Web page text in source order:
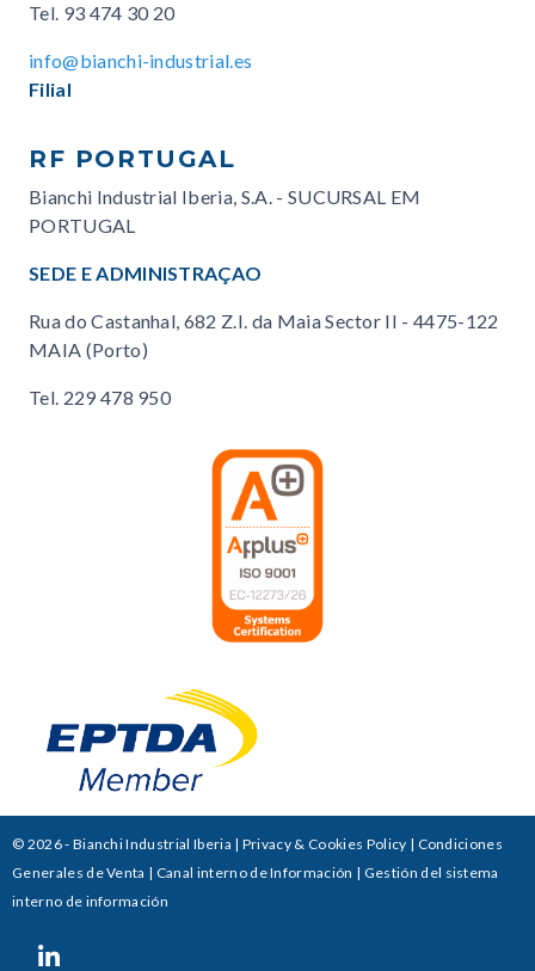
Tel. 93 474 30 20
info@bianchi-industrial.es
Filial
RF PORTUGAL
Bianchi Industrial Iberia, S.A. - SUCURSAL EM
PORTUGAL
SEDE E ADMINISTRAÇAO
Rua do Castanhal, 682 Z.I. da Maia Sector II - 4475-122
MAIA (Porto)
Tel. 229 478 950
© 2026 - Bianchi Industrial Iberia | Privacy & Cookies Policy | Condiciones
Generales de Venta | Canal interno de Información | Gestión del sistema
interno de información